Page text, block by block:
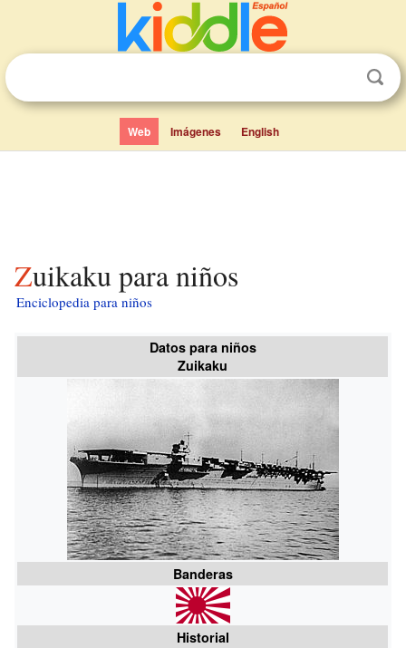
Web Imágenes English
Zuikaku para niños
Enciclopedia para niños
Datos para niños
Zuikaku
Banderas
Historial